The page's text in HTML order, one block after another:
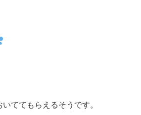
ててもらえるそうです。